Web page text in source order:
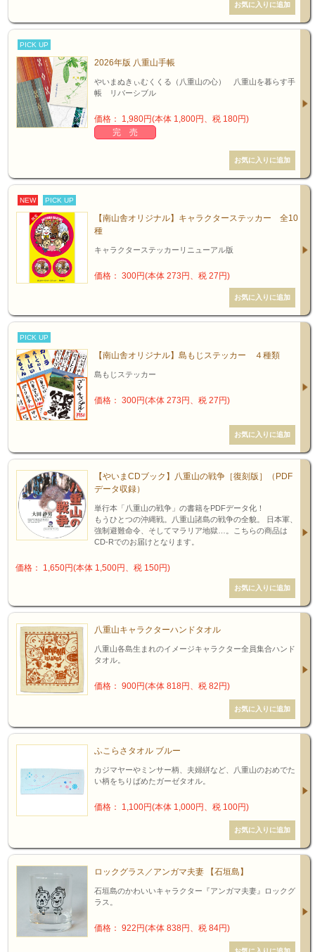
PICK UP
2026年版 八重山手帳
やいまぬきぃむくくる（八重山の心） 八重山を暮らす手
帳 リバーシブル
価格： 1,980円(本体 1,800円、税 180円)
完 売
NEW PICK UP
【南山舎オリジナル】キャラクターステッカー 全10
種
キャラクターステッカーリニューアル版
価格： 300円(本体 273円、税 27円)
PICK UP
【南山舎オリジナル】島もじステッカー ４種類
島もじステッカー
価格： 300円(本体 273円、税 27円)
【やいまCDブック】八重山の戦争［復刻版］（PDF
データ収録）
単行本「八重山の戦争」の書籍をPDFデータ化！
もうひとつの沖縄戦。八重山諸島の戦争の全貌。 日本軍、
強制避難命令、そしてマラリア地獄…。こちらの商品は
CD-Rでのお届けとなります。
価格： 1,650円(本体 1,500円、税 150円)
八重山キャラクターハンドタオル
八重山各島生まれのイメージキャラクター全員集合ハンド
タオル。
価格： 900円(本体 818円、税 82円)
ふこらさタオル ブルー
カジマヤーやミンサー柄、夫婦絣など、八重山のおめでた
い柄をちりばめたガーゼタオル。
価格： 1,100円(本体 1,000円、税 100円)
ロックグラス／アンガマ夫妻 【石垣島】
石垣島のかわいいキャラクター『アンガマ夫妻』ロックグ
ラス。
価格： 922円(本体 838円、税 84円)